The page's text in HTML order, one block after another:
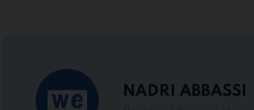
NADRI ABBASSI